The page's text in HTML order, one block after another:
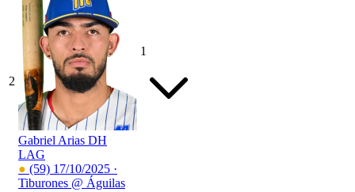
2
Gabriel Arias DH
LAG
● (59) 17/10/2025 ·
Tiburones @ Águilas
1